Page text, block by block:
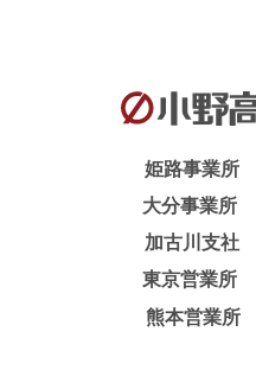
姫路事業所
大分事業所
加古川支社
東京営業所
熊本営業所